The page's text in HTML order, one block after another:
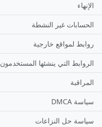
الإنهاء
الحسابات غير النشطة
روابط لمواقع خارجية
الروابط التي ينشئها المستخدمون
المراقبة
سياسة DMCA
سياسة حل النزاعات